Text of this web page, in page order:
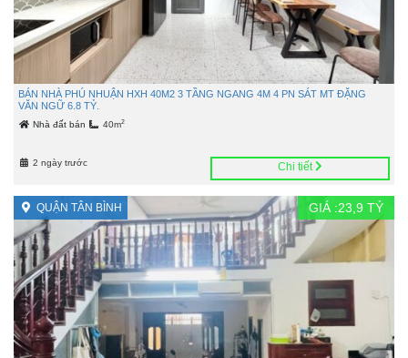
BÁN NHÀ PHÚ NHUẬN HXH 40M2 3 TẦNG NGANG 4M 4 PN SÁT MT ĐẶNG
VĂN NGỮ 6.8 TỶ.
Nhà đất bán 40m2
2 ngày trước Chi tiết
QUẬN TÂN BÌNH GIÁ :23,9 TỶ